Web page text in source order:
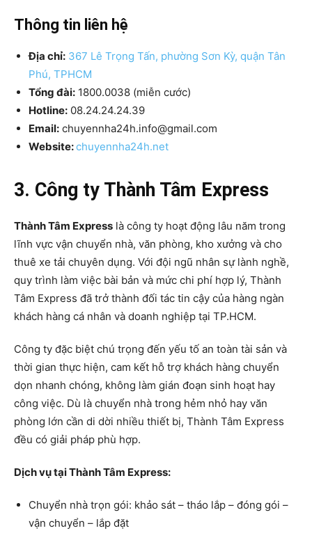
Thông tin liên hệ
Địa chỉ: 367 Lê Trọng Tấn, phường Sơn Kỳ, quận Tân
Phú, TPHCM
Tổng đài: 1800.0038 (miễn cước)
Hotline: 08.24.24.24.39
Email: chuyennha24h.info@gmail.com
Website:chuyennha24h.net
3. Công ty Thành Tâm Express
Thành Tâm Express là công ty hoạt động lâu năm trong
lĩnh vực vận chuyển nhà, văn phòng, kho xưởng và cho
thuê xe tải chuyên dụng. Với đội ngũ nhân sự lành nghề,
quy trình làm việc bài bản và mức chi phí hợp lý, Thành
Tâm Express đã trở thành đối tác tin cậy của hàng ngàn
khách hàng cá nhân và doanh nghiệp tại TP.HCM.
Công ty đặc biệt chú trọng đến yếu tố an toàn tài sản và
thời gian thực hiện, cam kết hỗ trợ khách hàng chuyển
dọn nhanh chóng, không làm gián đoạn sinh hoạt hay
công việc. Dù là chuyển nhà trong hẻm nhỏ hay văn
phòng lớn cần di dời nhiều thiết bị, Thành Tâm Express
đều có giải pháp phù hợp.
Dịch vụ tại Thành Tâm Express:
Chuyển nhà trọn gói: khảo sát – tháo lắp – đóng gói –
vận chuyển – lắp đặt